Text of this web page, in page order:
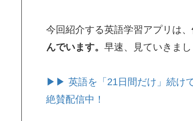
今回紹介する英語学習アプリは、
んでいます。 早速、見ていきまし
▶▶ 英語を「21日間だけ」続けて
絶賛配信中！